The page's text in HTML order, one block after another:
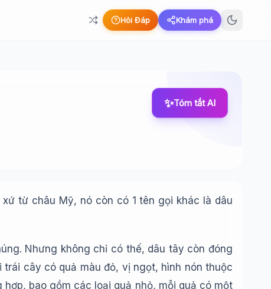
Hỏi Đáp Khám phá
✨Tóm tắt AI
từ châu Mỹ, nó còn có 1 tên gọi khác là dâu
Nhưng không chỉ có thế, dâu tây còn đóng
cây có quả màu đỏ, vị ngọt, hình nón thuộc
bao gồm các loại quả nhỏ, mỗi quả có một